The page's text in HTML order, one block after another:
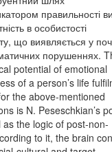
правильності
в особистості
що виявляється у
порушеннях.
potential of emotional
of a person’s life
the above-mentioned
is N. Peseschkian’s
the logic of post-non-
to it, the brain